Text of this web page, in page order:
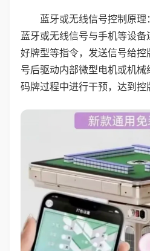
蓝牙或无线信号控制原
蓝牙或无线信号与手机等设
好牌型等指令，发送信号给
号后驱动内部微型电机或机械
码牌过程中进行干预，达到控